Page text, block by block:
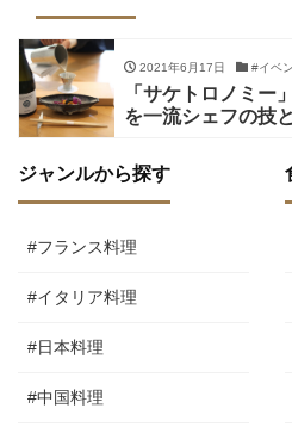
2021年6月17日 #イベ
「サケトロノミー
を一流シェフの技
ジャンルから探す
#フランス料理
#イタリア料理
#日本料理
#中国料理